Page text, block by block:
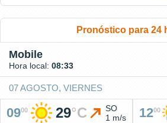
Pronóstico para 24
Mobile
Hora local: 08:33
07 AGOSTO, VIERNES
0900 29°C
SO
1 m/s
1200